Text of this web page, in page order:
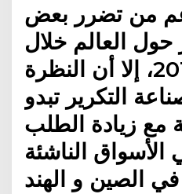
من تضرر بعض
حول العالم خلال
عام 2018، إلا أن النظرة
التكرير تبدو
مع زيادة الطلب
الناشئة